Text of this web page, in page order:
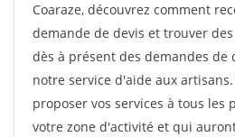
Coaraze, découvrez comment
demande de devis et trouver
dès à présent des demandes de
notre service d'aide aux
proposer vos services à tous les
votre zone d'activité et qui